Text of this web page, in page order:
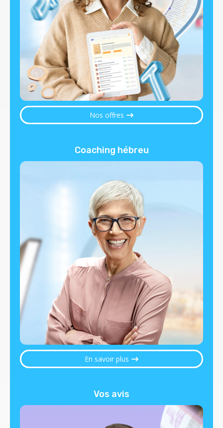
Nos offres
Coaching hébreu
En savoir plus
Vos avis